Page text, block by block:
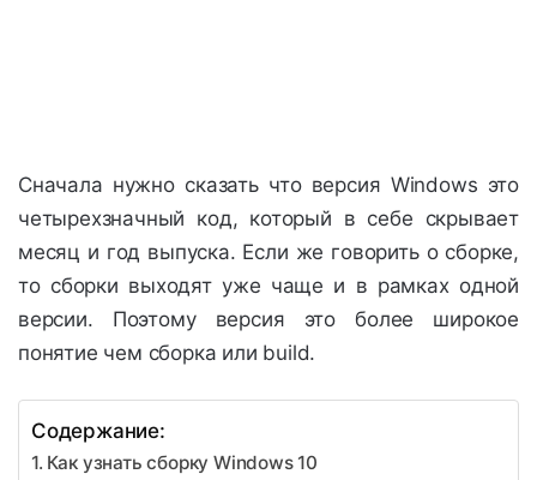
Сначала нужно сказать что версия Windows это
четырехзначный код, который в себе скрывает
месяц и год выпуска. Если же говорить о сборке,
то сборки выходят уже чаще и в рамках одной
версии. Поэтому версия это более широкое
понятие чем сборка или build.
Содержание:
Как узнать сборку Windows 10